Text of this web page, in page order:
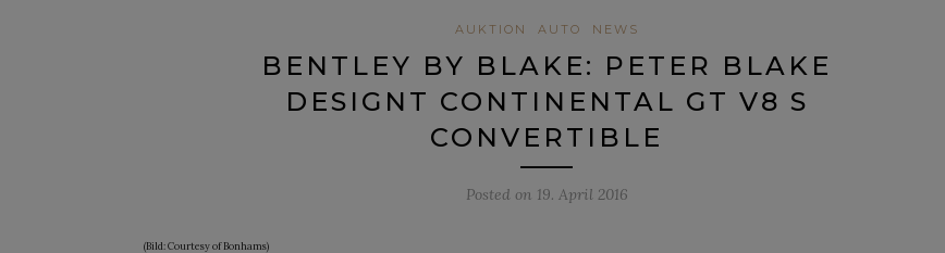
AUKTION AUTO NEWS
BENTLEY BY BLAKE: PETER BLAKE
DESIGNT CONTINENTAL GT V8 S
CONVERTIBLE
Posted on 19. April 2016
(Bild: Courtesy of Bonhams)